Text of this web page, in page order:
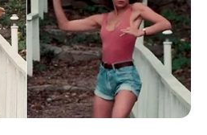
Ausflugsziel sondern auch
südlich vonDresdenliegendes
Informationen über
Weesenstein: